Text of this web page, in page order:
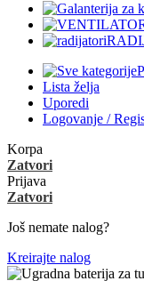
Lista želja
Uporedi
Logovanje /
Korpa
Zatvori
Prijava
Zatvori
Još nemate nalog?
Kreirajte nalog